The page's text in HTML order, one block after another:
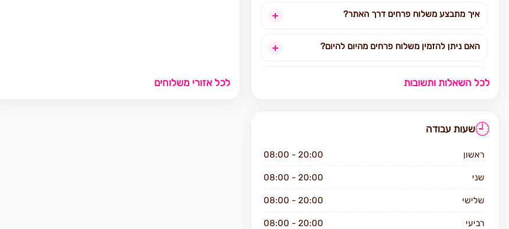
איך מתבצע משלוח פרחים דרך האתר?
האם ניתן להזמין משלוח פרחים מהיום להיום?
לאילו אזורים בארץ ניתן להזמין משלוחים?
לכל השאלות ותשובות לכל אזורי משלוחים
🕘שעות עבודה
ראשון 08:00 - 20:00
שני 08:00 - 20:00
שלישי 08:00 - 20:00
רביעי 08:00 - 20:00